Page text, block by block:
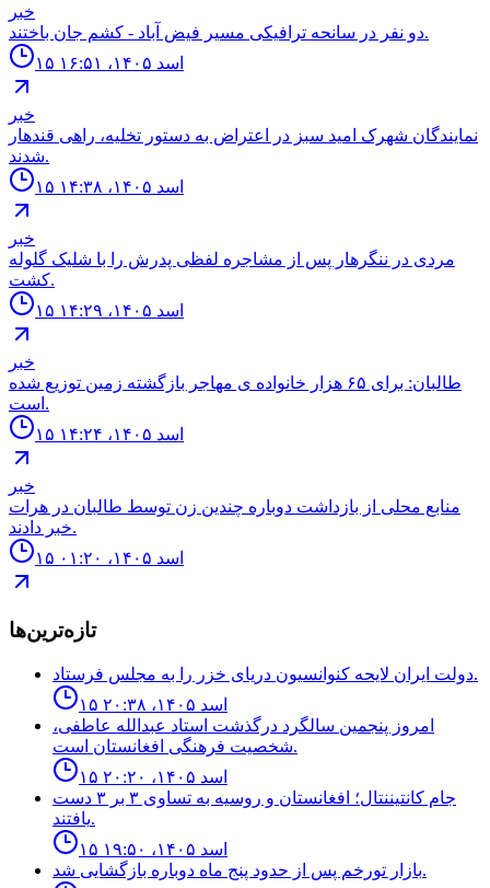
خبر
دو نفر در سانحه ترافيكى مسير فيض آباد - كشم جان باختند.
۱۵ اسد ۱۴۰۵، ۱۶:۵۱
خبر
نمايندگان شهرک اميد سبز در اعتراض به دستور تخليه، راهى قندهار
شدند.
۱۵ اسد ۱۴۰۵، ۱۴:۳۸
خبر
مردى در ننگرهار پس از مشاجره لفظى پدرش را با شليک گلوله
كشت.
۱۵ اسد ۱۴۰۵، ۱۴:۲۹
خبر
طالبان: براى ۶۵ هزار خانواده ی مهاجر بازگشته زمين توزيع شده
است.
۱۵ اسد ۱۴۰۵، ۱۴:۲۴
خبر
منابع محلى از بازداشت دوباره چندين زن توسط طالبان در هرات
خبر دادند.
۱۵ اسد ۱۴۰۵، ۰۱:۲۰
تازه‌ترین‌ها
دولت ايران لايحه كنوانسيون درياى خزر را به مجلس فرستاد.
۱۵ اسد ۱۴۰۵، ۲۰:۳۸
امروز پنجمین سالگرد درگذشت استاد عبدالله عاطفی،
شخصیت فرهنگی افغانستان است.
۱۵ اسد ۱۴۰۵، ۲۰:۲۰
جام كانتيننتال؛ افغانستان و روسيه به تساوى ٣ بر ٣ دست
يافتند.
۱۵ اسد ۱۴۰۵، ۱۹:۵۰
بازار تورخم پس از حدود پنج ماه دوباره بازگشایی شد.